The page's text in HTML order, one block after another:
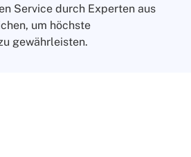
Service durch Experten aus
um höchste
gewährleisten.